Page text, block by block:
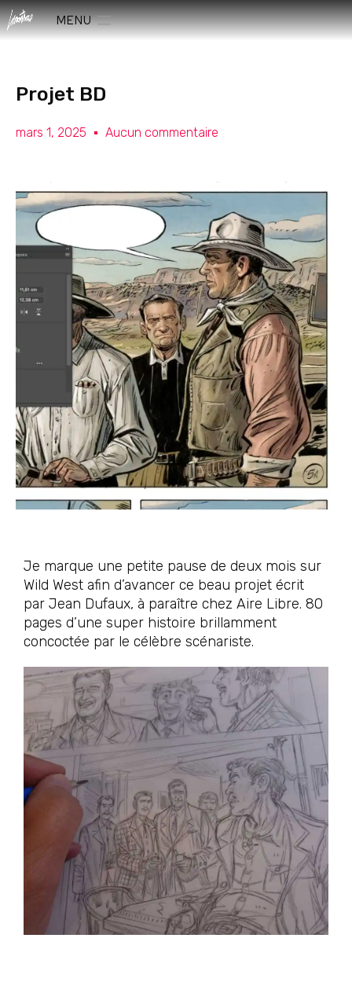
MENU
Projet BD
mars 1, 2025 Aucun commentaire
Je marque une petite pause de deux mois sur
Wild West afin d’avancer ce beau projet écrit
par Jean Dufaux, à paraître chez Aire Libre. 80
pages d’une super histoire brillamment
concoctée par le célèbre scénariste.